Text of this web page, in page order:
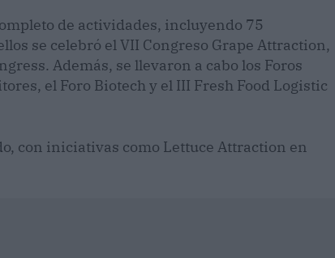
de actividades, incluyendo 75
se celebró el VII Congreso Grape Attraction,
Además, se llevaron a cabo los Foros
el Foro Biotech y el III Fresh Food Logistic
con iniciativas como Lettuce Attraction en